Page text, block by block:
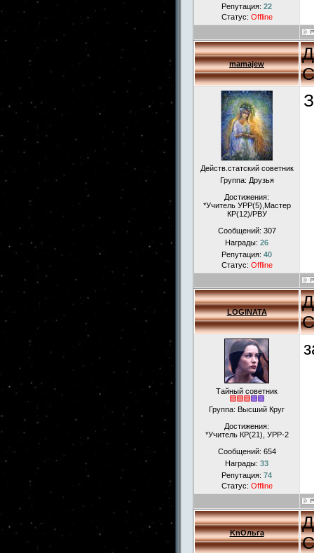
Репутация: 22
Статус: Offline
mamajew
Действ.статский советник
Группа: Друзья
Достижения:
*Учитель УРР(5),Мастер
КР(12)/РВУ
Сообщений: 307
Награды: 26
Репутация: 40
Статус: Offline
LOGINATA
Тайный советник
Группа: Высший Круг
Достижения:
*Учитель КР(21), УРР-2
Сообщений: 654
Награды: 33
Репутация: 74
Статус: Offline
KnОльга